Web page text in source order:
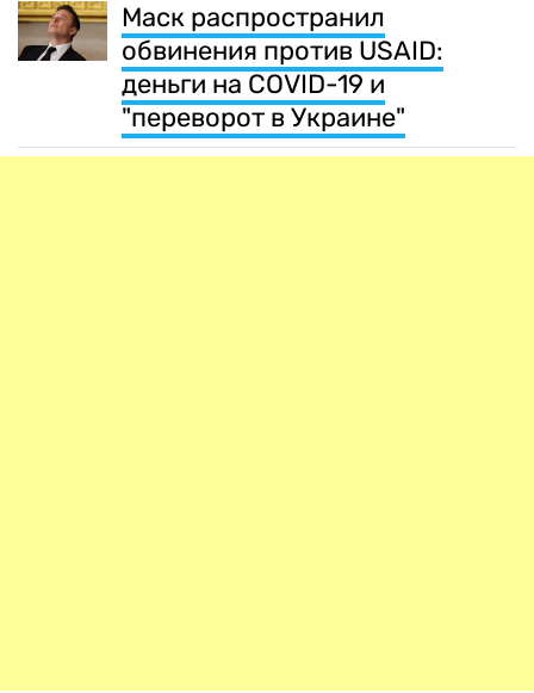
Маск распространил
обвинения против USAID:
деньги на COVID-19 и
"переворот в Украине"